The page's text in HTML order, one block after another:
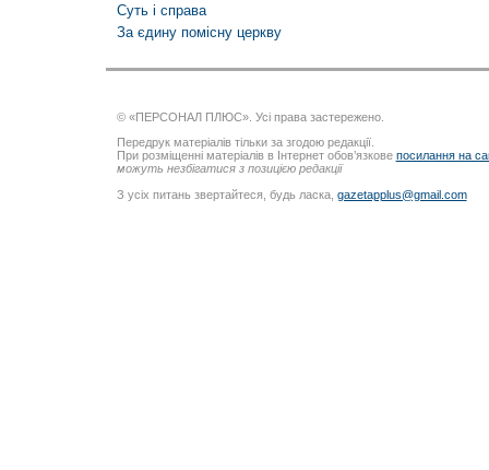
Суть і справа
За єдину помісну церкву
© «ПЕРСОНАЛ ПЛЮС». Усі права застережено.
Передрук матеріалів тільки за згодою редакції.
При розміщенні матеріалів в Інтернет обов’язкове посилання на
можуть незбігатися з позицією редакції
З усіх питань звертайтеся, будь ласка, gazetapplus@gmail.com